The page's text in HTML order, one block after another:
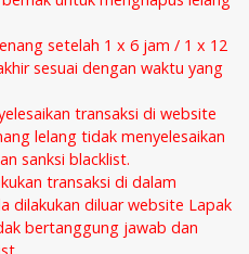
setelah 1 x 6 jam / 1 x 12
sesuai dengan waktu yang
transaksi di website
lelang tidak menyelesaikan
sanksi blacklist.
transaksi di dalam
dilakukan diluar website Lapak
bertanggung jawab dan